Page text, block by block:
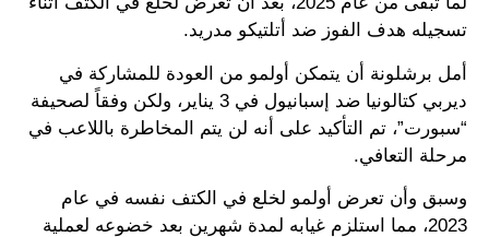
تسجيله هدف الفوز ضد أتلتيكو مدريد.
أمل برشلونة أن يتمكن أولمو من العودة للمشاركة في
ديربي كتالونيا ضد إسبانيول في 3 يناير، ولكن وفقاً لصحيفة
“سبورت”، تم التأكيد على أنه لن يتم المخاطرة باللاعب في
مرحلة التعافي.
وسبق وأن تعرض أولمو لخلع في الكتف نفسه في عام
2023، مما استلزم غيابه لمدة شهرين بعد خضوعه لعملية